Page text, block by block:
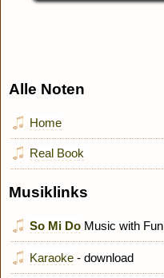
Alle Noten
Home
Real Book
Musiklinks
So Mi Do Music with Fun
Karaoke - download